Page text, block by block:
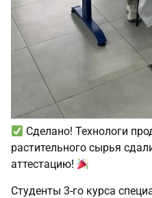
Сделано! Технологи
растительного сырья
аттестацию!
Студенты 3‑го курса